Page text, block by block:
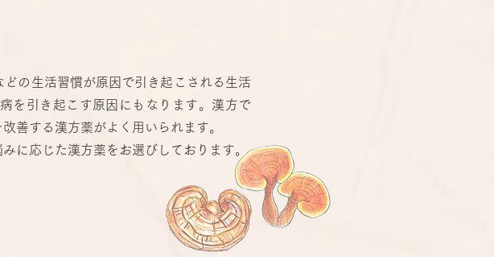
の生活習慣が原因で引き起こされる生活
を引き起こす原因にもなります。漢方で
善する漢方薬がよく用いられます。
に応じた漢方薬をお選びしております。